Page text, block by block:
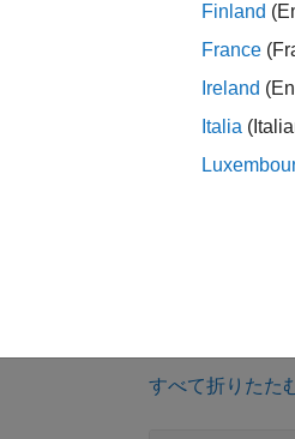
すべて折りたた
Finland
France
Ireland
Italia